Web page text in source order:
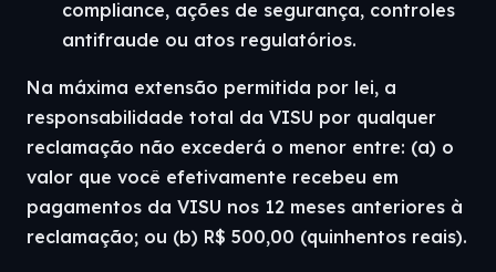
compliance, ações de segurança, controles
antifraude ou atos regulatórios.
Na máxima extensão permitida por lei, a
responsabilidade total da VISU por qualquer
reclamação não excederá o menor entre: (a) o
valor que você efetivamente recebeu em
pagamentos da VISU nos 12 meses anteriores à
reclamação; ou (b) R$ 500,00 (quinhentos reais).